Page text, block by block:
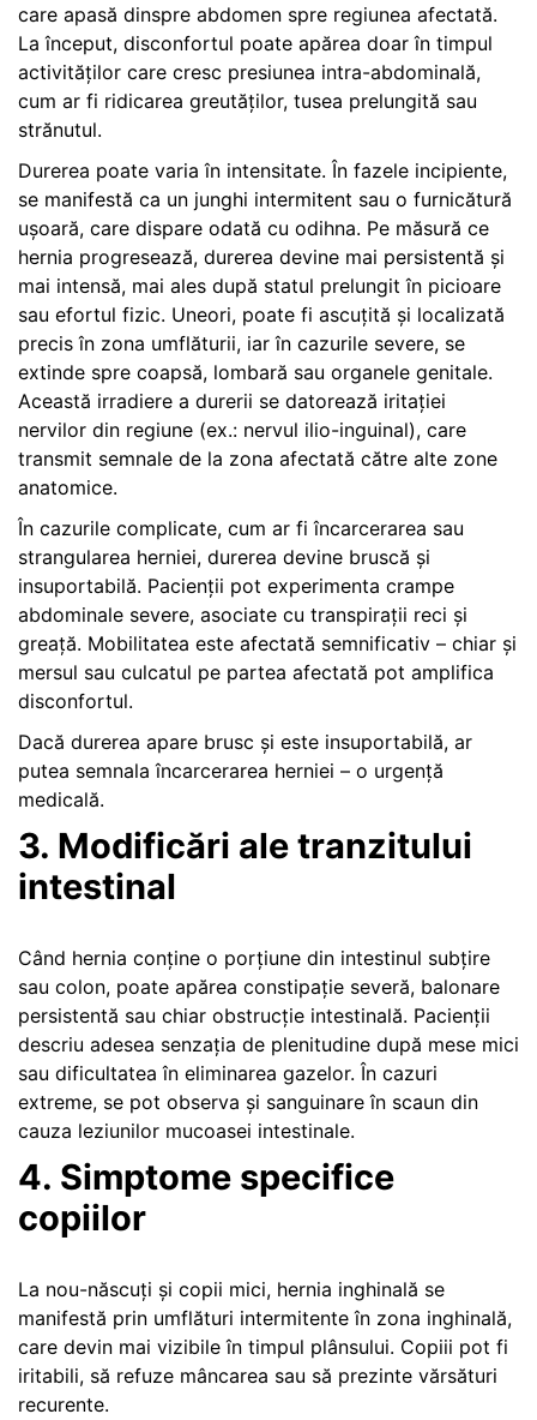
care apasă dinspre abdomen spre regiunea afectată.
La început, disconfortul poate apărea doar în timpul
activităților care cresc presiunea intra-abdominală,
cum ar fi ridicarea greutăților, tusea prelungită sau
strănutul.
Durerea poate varia în intensitate. În fazele incipiente,
se manifestă ca un junghi intermitent sau o furnicătură
ușoară, care dispare odată cu odihna. Pe măsură ce
hernia progresează, durerea devine mai persistentă și
mai intensă, mai ales după statul prelungit în picioare
sau efortul fizic. Uneori, poate fi ascuțită și localizată
precis în zona umflăturii, iar în cazurile severe, se
extinde spre coapsă, lombară sau organele genitale.
Această irradiere a durerii se datorează iritației
nervilor din regiune (ex.: nervul ilio-inguinal), care
transmit semnale de la zona afectată către alte zone
anatomice.
În cazurile complicate, cum ar fi încarcerarea sau
strangularea herniei, durerea devine bruscă și
insuportabilă. Pacienții pot experimenta crampe
abdominale severe, asociate cu transpirații reci și
greață. Mobilitatea este afectată semnificativ – chiar și
mersul sau culcatul pe partea afectată pot amplifica
disconfortul.
Dacă durerea apare brusc și este insuportabilă, ar
putea semnala încarcerarea herniei – o urgență
medicală.
3. Modificări ale tranzitului
intestinal
Când hernia conține o porțiune din intestinul subțire
sau colon, poate apărea constipație severă, balonare
persistentă sau chiar obstrucție intestinală. Pacienții
descriu adesea senzația de plenitudine după mese mici
sau dificultatea în eliminarea gazelor. În cazuri
extreme, se pot observa și sanguinare în scaun din
cauza leziunilor mucoasei intestinale.
4. Simptome specifice
copiilor
La nou-născuți și copii mici, hernia inghinală se
manifestă prin umflături intermitente în zona inghinală,
care devin mai vizibile în timpul plânsului. Copiii pot fi
iritabili, să refuze mâncarea sau să prezinte vărsături
recurente.